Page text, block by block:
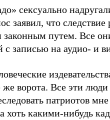
сексуально
заявил, что следствие
путем. Все
с записью на аудио- и
ворота. Все эти люди
патриотов
хоть какими-нибудь